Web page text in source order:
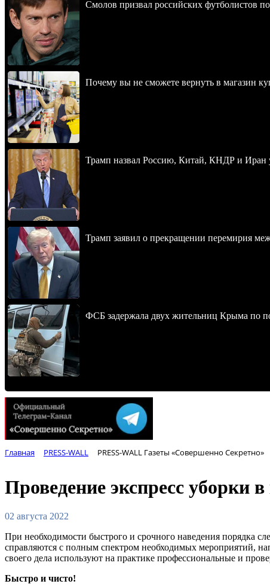
Смолов призвал российских футболистов
Почему вы не сможете вернуть в магазин
Трамп назвал Россию, Китай, КНДР и Иран
Трамп заявил о прекращении перемирия
ФСБ задержала двух жительниц Крыма по
Главная PRESS-WALL PRESS-WALL Газеты «Совершенно Секретно»
Проведение экспресс уборки
02 августа 2022
При необходимости быстрого и срочного наведения порядка
справляются с полным спектром необходимых мероприятий,
своего дела используют на практике профессиональные и
Быстро и чисто!